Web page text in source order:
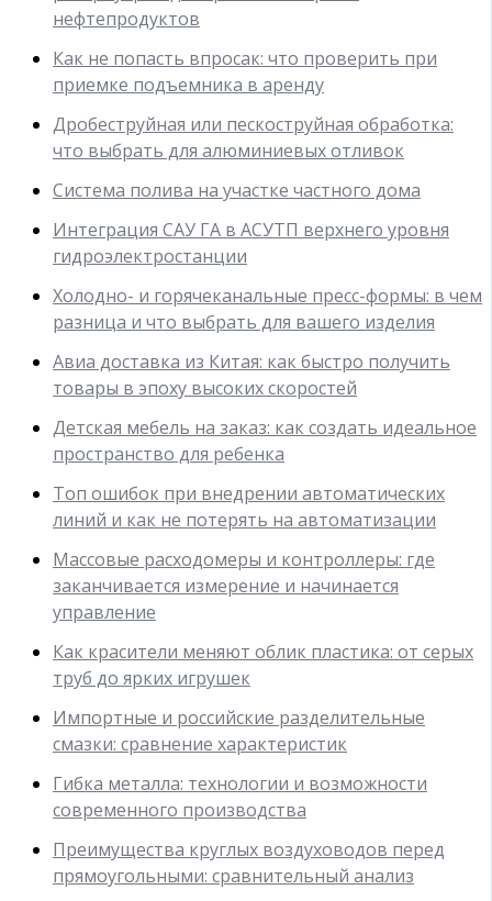
нефтепродуктов
Как не попасть впросак: что проверить при
приемке подъемника в аренду
Дробеструйная или пескоструйная обработка:
что выбрать для алюминиевых отливок
Система полива на участке частного дома
Интеграция САУ ГА в АСУТП верхнего уровня
гидроэлектростанции
Холодно- и горячеканальные пресс-формы: в чем
разница и что выбрать для вашего изделия
Авиа доставка из Китая: как быстро получить
товары в эпоху высоких скоростей
Детская мебель на заказ: как создать идеальное
пространство для ребенка
Топ ошибок при внедрении автоматических
линий и как не потерять на автоматизации
Массовые расходомеры и контроллеры: где
заканчивается измерение и начинается
управление
Как красители меняют облик пластика: от серых
труб до ярких игрушек
Импортные и российские разделительные
смазки: сравнение характеристик
Гибка металла: технологии и возможности
современного производства
Преимущества круглых воздуховодов перед
прямоугольными: сравнительный анализ